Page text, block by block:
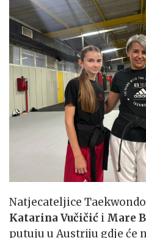
Natjecateljice
Katarina Vučičić i Mare
putuju u Austriju gdje će